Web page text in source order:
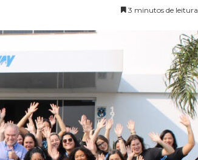
3 minutos de leitura